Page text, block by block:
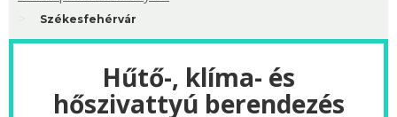
Székesfehérvár
Hűtő-, klíma- és
hőszivattyú berendezés